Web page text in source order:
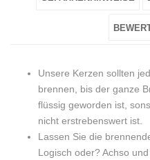
on
Facebook
BEN“"
on
braune
on
Google
on
Unsere Kerzen sollten
brennen, bis der ganze
flüssig geworden ist,
nicht erstrebenswert ist.
Lassen Sie die
Logisch oder? Achso